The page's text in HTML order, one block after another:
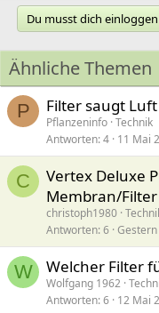
Du musst dich
Ähnliche Themen
P Filter saugt
Pflanzeninfo Technik
Antworten 4 11 Mai
C
Vertex Deluxe
Membran/Filter
christoph1980
Antworten 6
W Welcher Filter
Wolfgang 1962
Antworten 6 12 Mai